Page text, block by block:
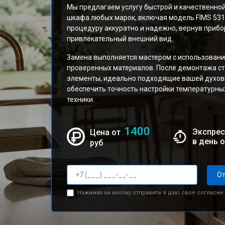
Мы предлагаем услугу быстрой и
шкафа любых марок, включая модель FIMS
процедуру аккуратно и надежно, вернув
привлекательный внешний вид.
Замена выполняется мастером с
проверенных материалов. После демонтажа
элементы, идеально подходящие вашей
обеспечить точность настройки
техники.
Цена от 1400
руб
в день
Нажимая на кнопку отправить я даю свое